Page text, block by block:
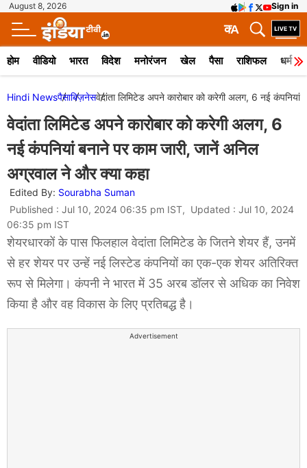
August 8, 2026 Sign in
A
क
होम वीडियो भारत विदेश मनोरंजन खेल पैसा राशिफल धर्म
Hindi Newsपैसाबिज़नेसवेदांता लिमिटेड अपने कारोबार को करेगी अलग, 6 नई
वेदांता लिमिटेड अपने कारोबार को करेगी अलग, 6
नई कंपनियां बनाने पर काम जारी, जानें अनिल
अग्रवाल ने और क्या कहा
Edited By: Sourabha Suman
Published : Jul 10, 2024 06:35 pm IST, Updated : Jul 10, 2024
06:35 pm IST
शेयरधारकों के पास फिलहाल वेदांता लिमिटेड के जितने शेयर हैं, उनमें
से हर शेयर पर उन्हें नई लिस्टेड कंपनियों का एक-एक शेयर अतिरिक्त
रूप से मिलेगा। कंपनी ने भारत में 35 अरब डॉलर से अधिक का निवेश
किया है और वह विकास के लिए प्रतिबद्ध है।
Advertisement